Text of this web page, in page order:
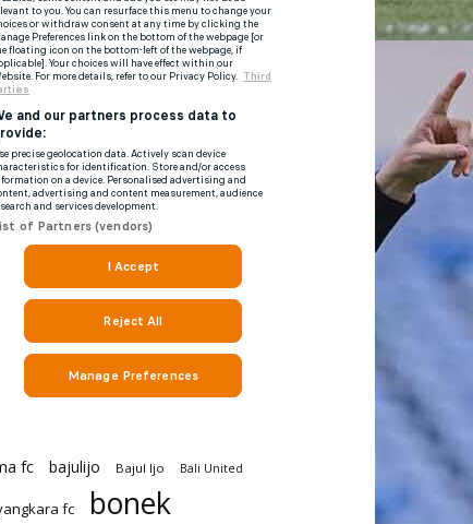
fc bajulijo Bajul Ijo Bali United
fc bonek